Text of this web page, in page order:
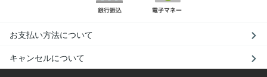
お支払い方法について
キャンセルについて